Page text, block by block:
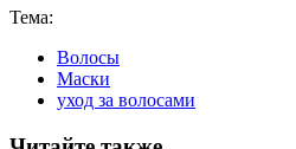
Тема:
Волосы
Маски
уход за волосами